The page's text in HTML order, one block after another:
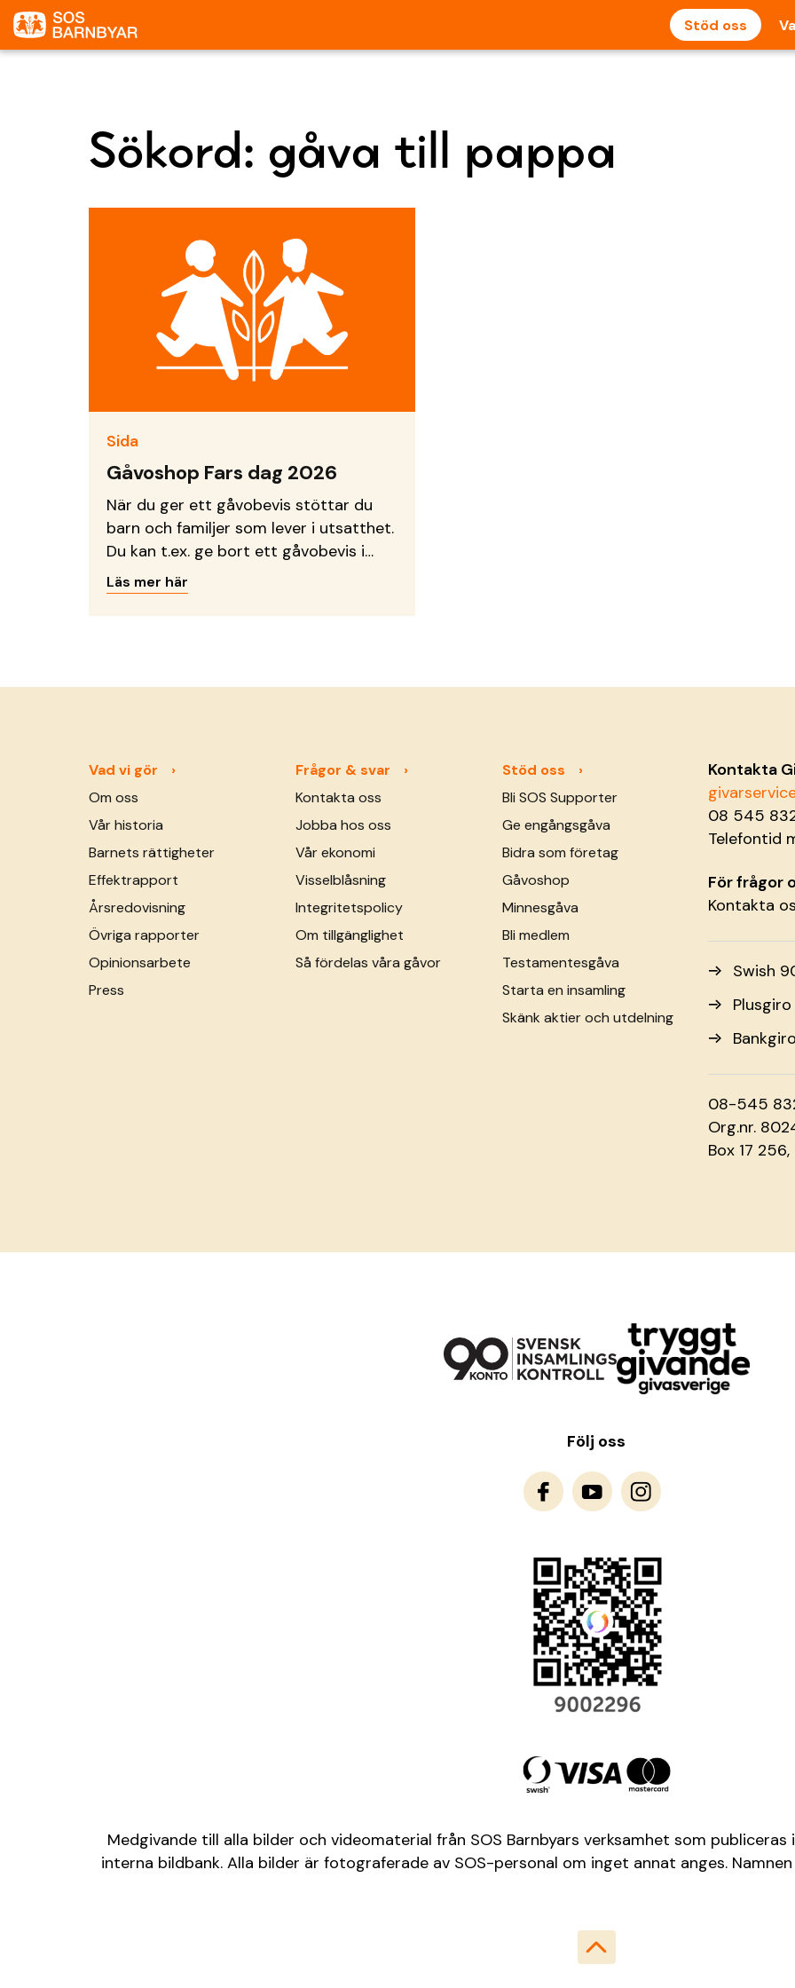
Stöd oss
Sökord: gåva till pappa
Sida
Gåvoshop Fars dag 2026
När du ger ett gåvobevis stöttar du
barn och familjer som lever i utsatthet.
Du kan t.ex. ge bort ett gåvobevis i
bröllopsgåva, dopgåva eller
födelsedagspresent!
Läs mer här
Vad vi gör
Om oss
Vår historia
Barnets rättigheter
Effektrapport
Årsredovisning
Övriga rapporter
Opinionsarbete
Press
Frågor & svar
Kontakta oss
Jobba hos oss
Vår ekonomi
Visselblåsning
Integritetspolicy
Om tillgänglighet
Så fördelas våra gåvor
Stöd oss
Bli SOS Supporter
Ge engångsgåva
Bidra som företag
Gåvoshop
Minnesgåva
Bli medlem
Testamentesgåva
Starta en insamling
Skänk aktier och utdelning
Kontakta
08 545
Telefontid
För frågor
Kontakta
Swish
08-545
Org.nr.
Box 17
Följ oss
Medgivande till alla bilder och videomaterial från SOS Barnbyars verksamhet som
interna bildbank. Alla bilder är fotograferade av SOS-personal om inget annat anges.